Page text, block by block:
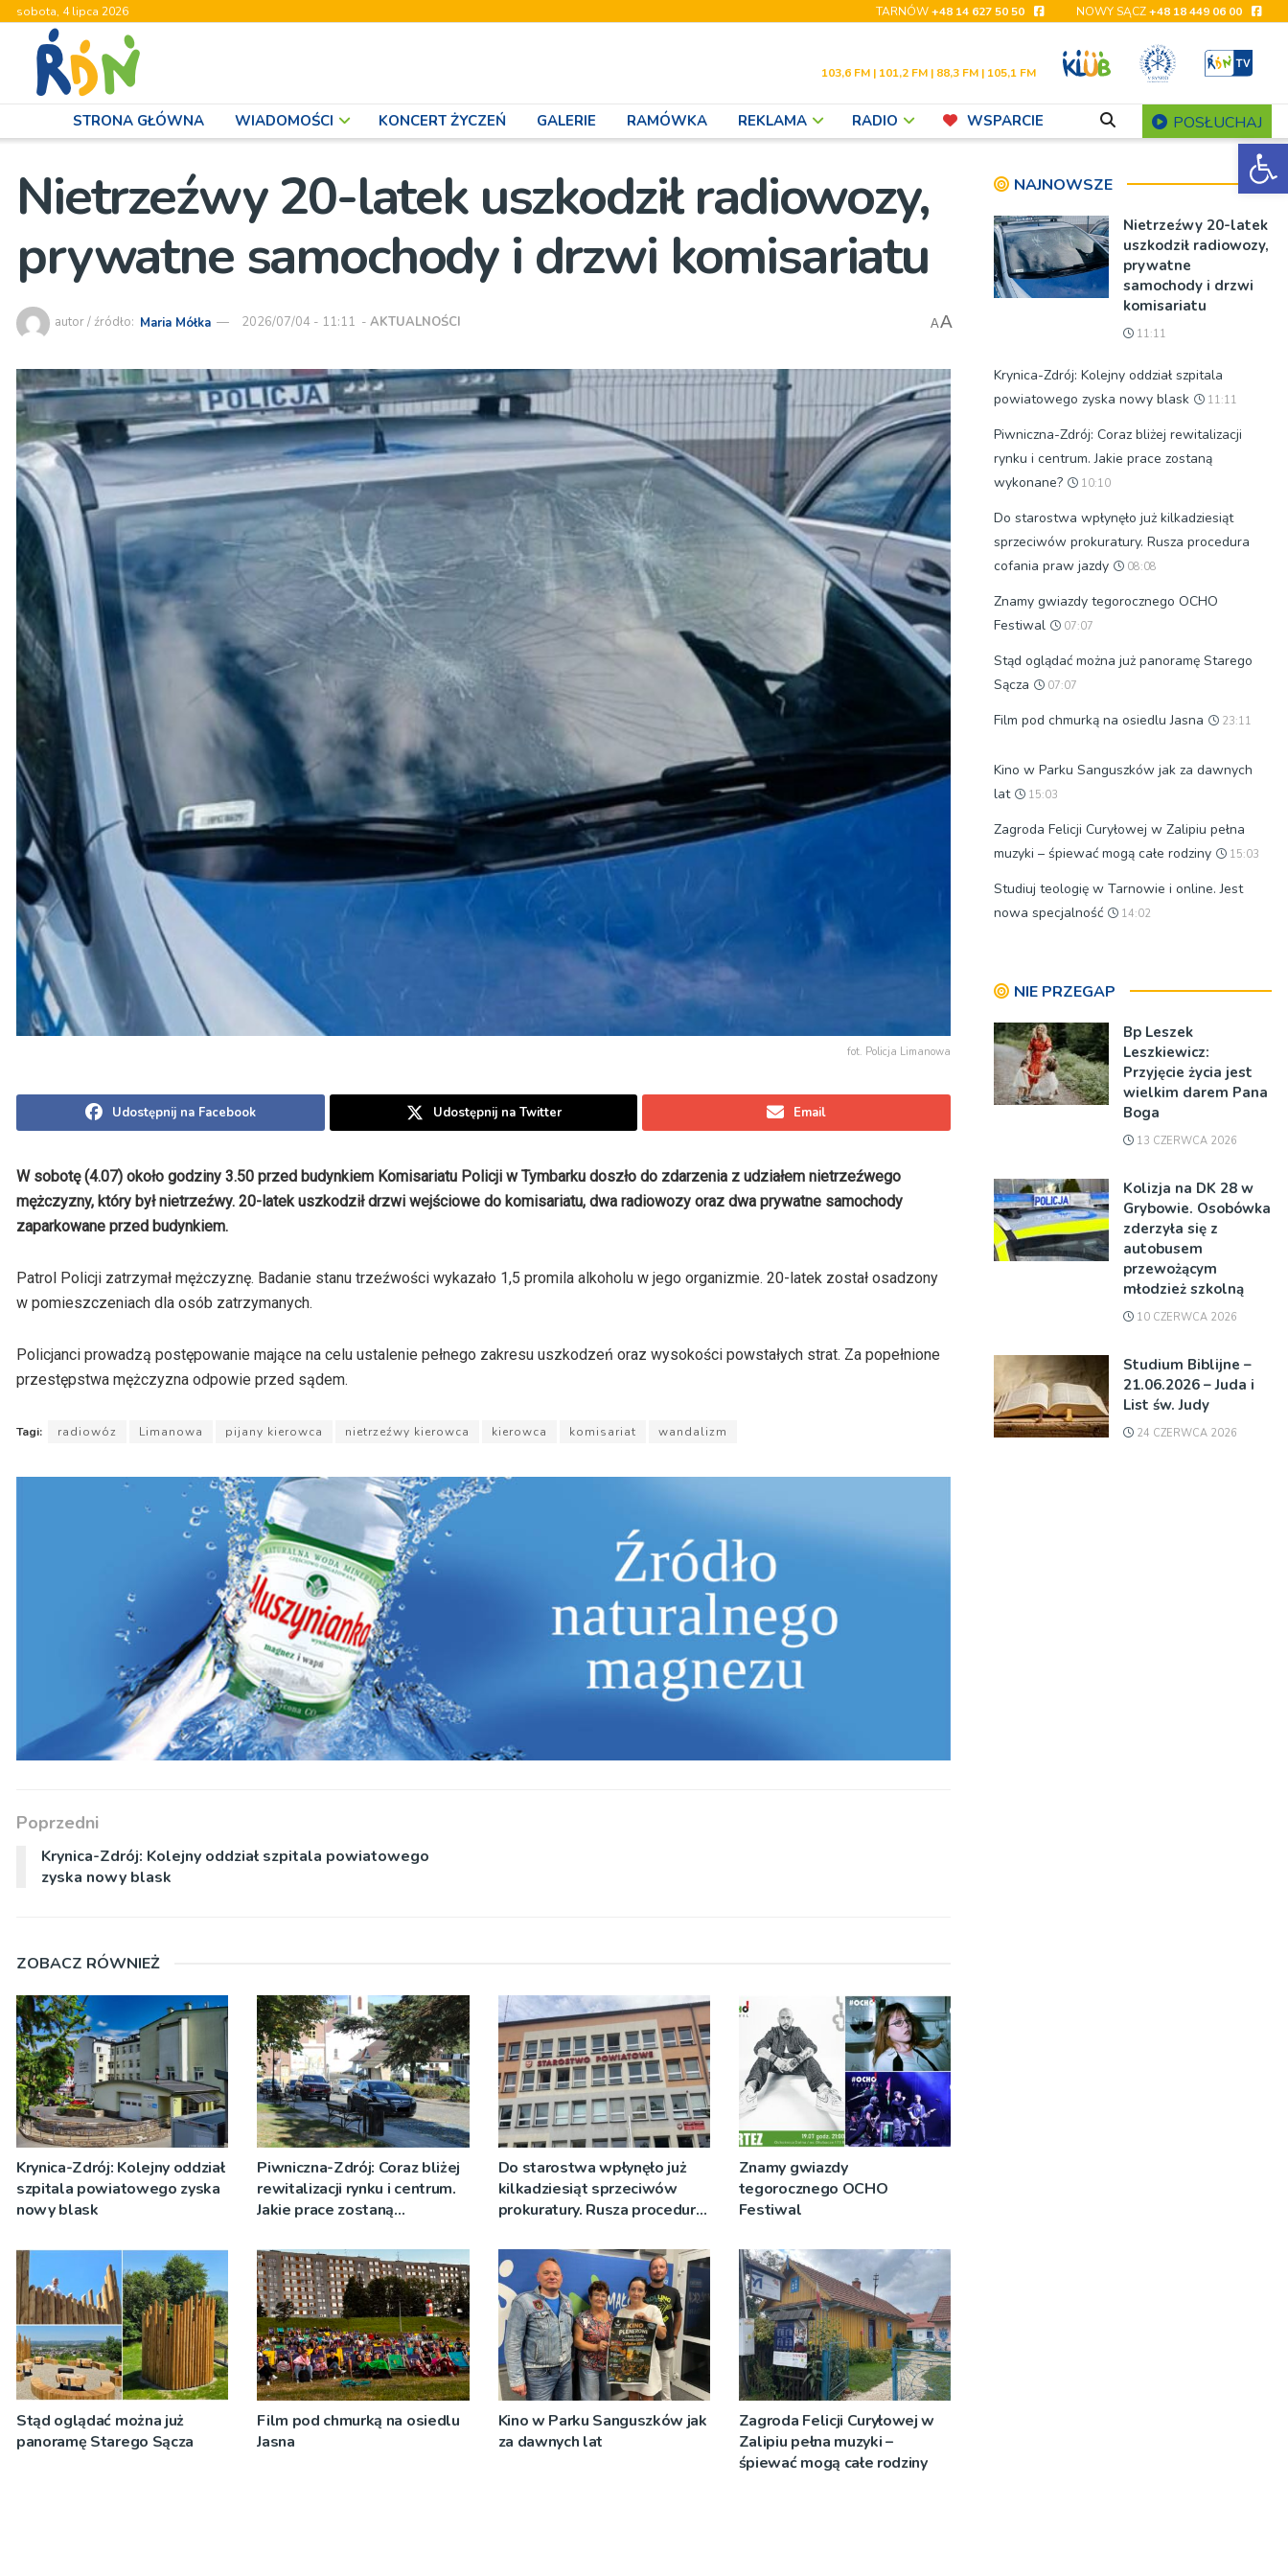
sobota, 4 lipca 2026 TARNÓW+48 14 627 50 50 NOWY SĄCZ+48 18 449 06 00
103,6 FM | 101,2 FM | 88,3 FM | 105,1 FM
STRONA GŁÓWNA WIADOMOŚCI KONCERT ŻYCZEŃ GALERIE RAMÓWKA REKLAMA RADIO WSPARCIE POSŁUCHAJ
Nietrzeźwy 20-latek uszkodził radiowozy,
prywatne samochody i drzwi komisariatu
autor / źródło: Maria Mółka 2026/07/04 - 11:11 - AKTUALNOŚCI AA
fot. Policja Limanowa
Udostępnij na Facebook Udostępnij na Twitter Email
W sobotę (4.07) około godziny 3.50 przed budynkiem Komisariatu Policji w Tymbarku doszło do zdarzenia z udziałem nietrzeźwego
mężczyzny, który był nietrzeźwy. 20-latek uszkodził drzwi wejściowe do komisariatu, dwa radiowozy oraz dwa prywatne samochody
zaparkowane przed budynkiem.
Patrol Policji zatrzymał mężczyznę. Badanie stanu trzeźwości wykazało 1,5 promila alkoholu w jego organizmie. 20-latek został osadzony
w pomieszczeniach dla osób zatrzymanych.
Policjanci prowadzą postępowanie mające na celu ustalenie pełnego zakresu uszkodzeń oraz wysokości powstałych strat. Za popełnione
przestępstwa mężczyzna odpowie przed sądem.
Tagi: radiowóz Limanowa pijany kierowca nietrzeźwy kierowca kierowca komisariat wandalizm
Poprzedni
Krynica-Zdrój: Kolejny oddział szpitala powiatowego
zyska nowy blask
ZOBACZ RÓWNIEŻ
Krynica-Zdrój: Kolejny oddział
szpitala powiatowego zyska
nowy blask
Piwniczna-Zdrój: Coraz bliżej
rewitalizacji rynku i centrum.
Jakie prace zostaną
Do starostwa wpłynęło już
kilkadziesiąt sprzeciwów
prokuratury. Rusza procedura
Znamy gwiazdy
tegorocznego OCHO
Festiwal
Stąd oglądać można już
panoramę Starego Sącza
Film pod chmurką na osiedlu
Jasna
Kino w Parku Sanguszków jak
za dawnych lat
Zagroda Felicji Curyłowej w
Zalipiu pełna muzyki –
śpiewać mogą całe rodziny
NAJNOWSZE
Nietrzeźwy 20-latek
uszkodził radiowozy,
prywatne
samochody i drzwi
komisariatu
11:11
Krynica-Zdrój: Kolejny oddział szpitala
powiatowego zyska nowy blask
11:11
Piwniczna-Zdrój: Coraz bliżej rewitalizacji
rynku i centrum. Jakie prace zostaną
wykonane?
10:10
Do starostwa wpłynęło już kilkadziesiąt
sprzeciwów prokuratury. Rusza procedura
cofania praw jazdy
08:08
Znamy gwiazdy tegorocznego OCHO
Festiwal
07:07
Stąd oglądać można już panoramę Starego
Sącza
07:07
Film pod chmurką na osiedlu Jasna 23:11
Kino w Parku Sanguszków jak za dawnych
lat
15:03
Zagroda Felicji Curyłowej w Zalipiu pełna
muzyki – śpiewać mogą całe rodziny
15:03
Studiuj teologię w Tarnowie i online. Jest
nowa specjalność
14:02
NIE PRZEGAP
Bp Leszek
Leszkiewicz:
Przyjęcie życia jest
wielkim darem Pana
Boga
13 CZERWCA 2026
Kolizja na DK 28 w
Grybowie. Osobówka
zderzyła się z
autobusem
przewożącym
młodzież szkolną
10 CZERWCA 2026
Studium Biblijne –
21.06.2026 – Juda i
List św. Judy
24 CZERWCA 2026